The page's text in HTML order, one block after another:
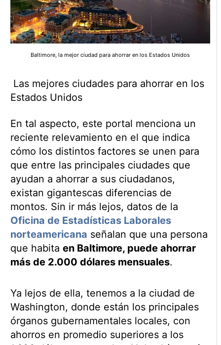
Baltimore, la mejor ciudad para ahorrar en los Estados Unidos
Las mejores ciudades para ahorrar en los
Estados Unidos
En tal aspecto, este portal menciona un
reciente relevamiento en el que indica
cómo los distintos factores se unen para
que entre las principales ciudades que
ayudan a ahorrar a sus ciudadanos,
existan gigantescas diferencias de
montos. Sin ir más lejos, datos de la
Oficina de Estadísticas Laborales
norteamericana señalan que una persona
que habita en Baltimore, puede ahorrar
más de 2.000 dólares mensuales.
Ya lejos de ella, tenemos a la ciudad de
Washington, donde están los principales
órganos gubernamentales locales, con
ahorros en promedio superiores a los